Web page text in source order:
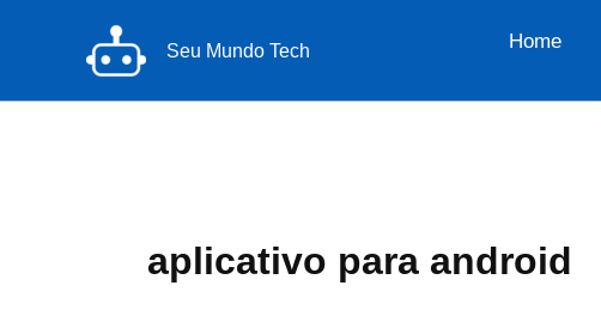
Seu Mundo Tech Home
aplicativo para android